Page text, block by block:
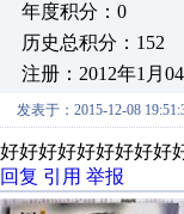
年度积分：0
历史总积分：152
注册：2012年1月04
发表于：2015-12-08
好好好好好好好好好
回复 引用 举报